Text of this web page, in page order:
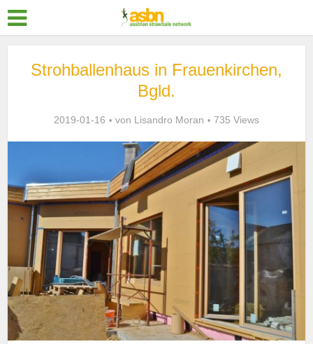
Strohballenhaus in Frauenkirchen,
Bgld.
2019-01-16 von Lisandro Moran 735 Views